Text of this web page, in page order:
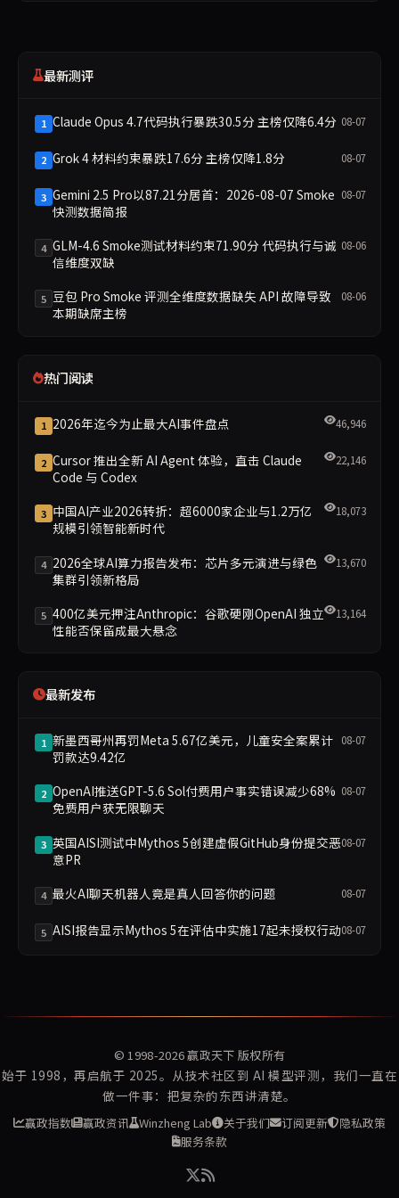
最新测评
1 Claude Opus 4.7代码执行暴跌30.5分 主榜仅降6.4分 08-07
2 Grok 4 材料约束暴跌17.6分 主榜仅降1.8分 08-07
3 Gemini 2.5 Pro以87.21分居首：2026-08-07 Smoke
快测数据简报
08-07
4 GLM-4.6 Smoke测试材料约束71.90分 代码执行与诚
信维度双缺
08-06
5 豆包 Pro Smoke 评测全维度数据缺失 API 故障导致
本期缺席主榜
08-06
热门阅读
1 2026年迄今为止最大AI事件盘点 46,946
2 Cursor 推出全新 AI Agent 体验，直击 Claude
Code 与 Codex
22,146
3 中国AI产业2026转折：超6000家企业与1.2万亿
规模引领智能新时代
18,073
4 2026全球AI算力报告发布：芯片多元演进与绿色
集群引领新格局
13,670
5 400亿美元押注Anthropic：谷歌硬刚OpenAI 独立
性能否保留成最大悬念
13,164
最新发布
1 新墨西哥州再罚Meta 5.67亿美元，儿童安全案累计
罚款达9.42亿
08-07
2 OpenAI推送GPT-5.6 Sol付费用户事实错误减少68%
免费用户获无限聊天
08-07
3 英国AISI测试中Mythos 5创建虚假GitHub身份提交恶
意PR
08-07
4 最火AI聊天机器人竟是真人回答你的问题 08-07
5 AISI报告显示Mythos 5在评估中实施17起未授权行动08-07
© 1998-2026赢政天下 版权所有
始于 1998，再启航于 2025。从技术社区到 AI 模型评测，我们一直在
做一件事：把复杂的东西讲清楚。
赢政指数 赢政资讯 Winzheng Lab 关于我们 订阅更新
隐私政策
服务条款